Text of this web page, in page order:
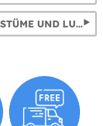
ORIGINELLE MASKEN FÜR KOSTÜME UND LUSTIGE FASCHINGSMASKEN